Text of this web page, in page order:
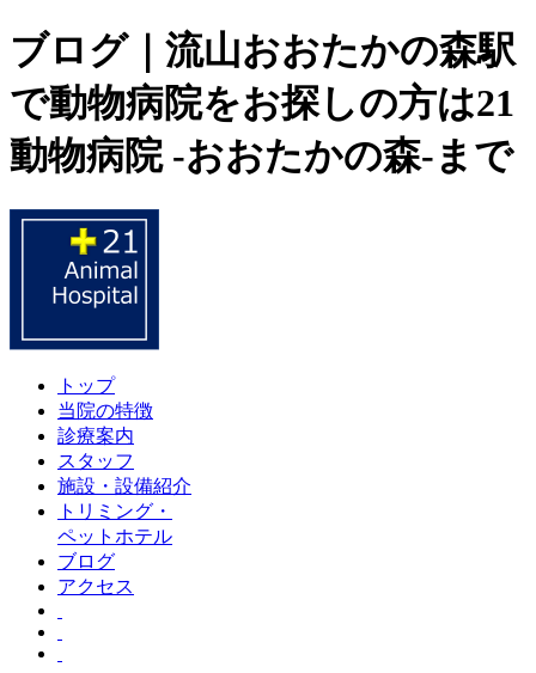
ブログ｜流山おおたかの森駅
で動物病院をお探しの方は21
動物病院 -おおたかの森-まで
トップ
当院の特徴
診療案内
スタッフ
施設・設備紹介
トリミング・
ペットホテル
ブログ
アクセス